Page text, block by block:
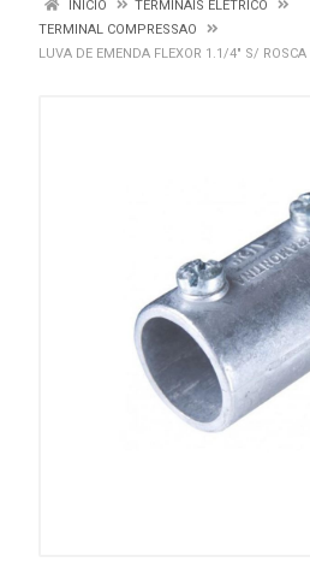
INÍCIO
TERMINAIS ELETRICO
TERMINAL COMPRESSAO
LUVA DE EMENDA FLEXOR 1.1/4" S/ ROSCA